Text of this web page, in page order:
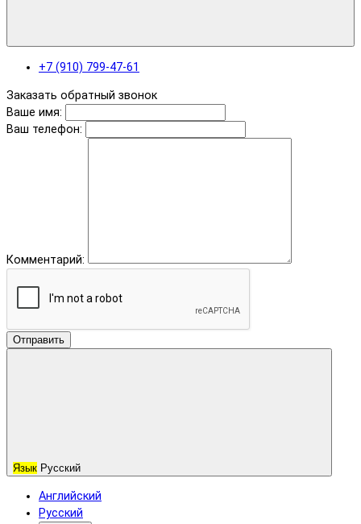
+7 (910) 799-47-61
Заказать обратный звонок
Ваше имя:
Ваш телефон:
Комментарий:
Отправить
Язык Русский
Английский
Русский